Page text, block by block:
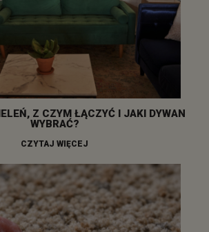
Z CZYM ŁĄCZYĆ I JAKI DYWAN
WYBRAĆ?
CZYTAJ WIĘCEJ